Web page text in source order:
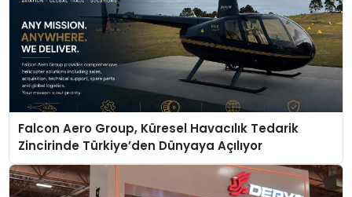
Falcon Aero Group, Küresel Havacılık Tedarik
Zincirinde Türkiye’den Dünyaya Açılıyor